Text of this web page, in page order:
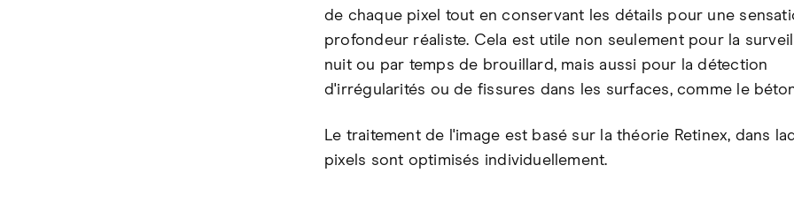
de chaque pixel tout en conservant les détails pour une
profondeur réaliste. Cela est utile non seulement pour la
nuit ou par temps de brouillard, mais aussi pour la détection
d'irrégularités ou de fissures dans les surfaces, comme le
Le traitement de l'image est basé sur la théorie Retinex, dans
pixels sont optimisés individuellement.